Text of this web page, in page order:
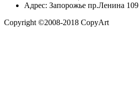
Адрес: Запорожье пр.Ленина 109
Copyright ©2008-2018 CopyArt